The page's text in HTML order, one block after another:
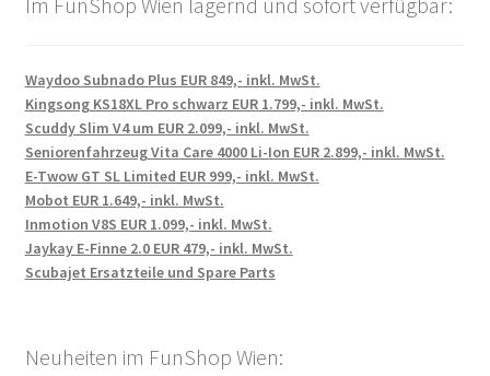
Waydoo Subnado Plus EUR 849,- inkl. MwSt.
Kingsong KS18XL Pro schwarz EUR 1.799,- inkl. MwSt.
Scuddy Slim V4 um EUR 2.099,- inkl. MwSt.
Seniorenfahrzeug Vita Care 4000 Li-Ion EUR 2.899,- inkl. MwSt.
E-Twow GT SL Limited EUR 999,- inkl. MwSt.
Mobot EUR 1.649,- inkl. MwSt.
Inmotion V8S EUR 1.099,- inkl. MwSt.
Jaykay E-Finne 2.0 EUR 479,- inkl. MwSt.
Scubajet Ersatzteile und Spare Parts
Neuheiten im FunShop Wien: